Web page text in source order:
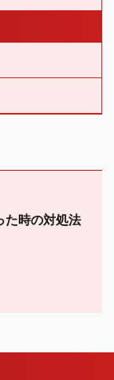
た時の対処法